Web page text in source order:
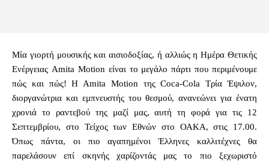
Μία γιορτή μουσικής και αισιοδοξίας, ή αλλιώς η Ημέρα Θετικής
Ενέργειας Amita Motion είναι το μεγάλο πάρτι που περιμένουμε
πώς και πώς! H Amita Motion της Coca-Cola Τρία Έψιλον,
διοργανώτρια και εμπνευστής του θεσμού, ανανεώνει για ένατη
χρονιά το ραντεβού της μαζί μας, αυτή τη φορά για τις 12
Σεπτεμβρίου, στο Τείχος των Εθνών στο ΟΑΚΑ, στις 17.00.
Όπως πάντα, οι πιο αγαπημένοι Έλληνες καλλιτέχνες θα
παρελάσουν επί σκηνής χαρίζοντάς μας το πιο ξεχωριστό